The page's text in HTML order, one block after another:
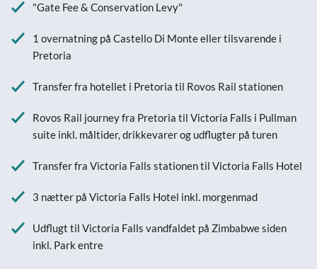
"Gate Fee & Conservation Levy"
1 overnatning på Castello Di Monte eller tilsvarende i
Pretoria
Transfer fra hotellet i Pretoria til Rovos Rail stationen
Rovos Rail journey fra Pretoria til Victoria Falls i Pullman
suite inkl. måltider, drikkevarer og udflugter på turen
Transfer fra Victoria Falls stationen til Victoria Falls Hotel
3 nætter på Victoria Falls Hotel inkl. morgenmad
Udflugt til Victoria Falls vandfaldet på Zimbabwe siden
inkl. Park entre